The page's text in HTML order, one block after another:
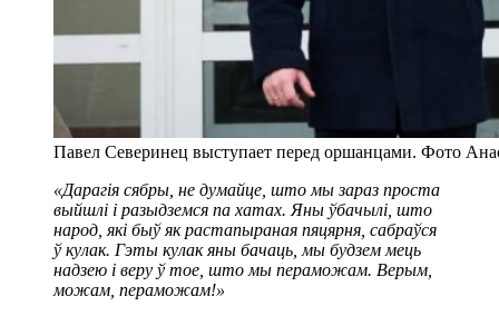
Павел Северинец выступает перед оршанцами. Фото
«Дарагія сябры, не думайце, што мы зараз проста
выйшлі і разыдземся па хатах. Яны ўбачылі, што
народ, які быў як растапыраная пяцярня, сабраўся
ў кулак. Гэты кулак яны бачаць, мы будзем мець
надзею і веру ў тое, што мы пераможам. Верым,
можам, пераможам!»